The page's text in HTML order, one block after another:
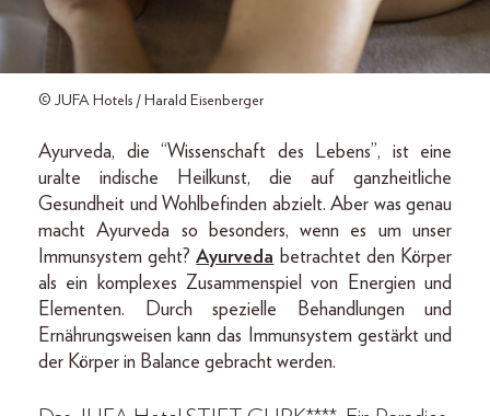
© JUFA Hotels / Harald Eisenberger
Ayurveda, die “Wissenschaft des Lebens”, ist eine
uralte indische Heilkunst, die auf ganzheitliche
Gesundheit und Wohlbefinden abzielt. Aber was genau
macht Ayurveda so besonders, wenn es um unser
Immunsystem geht?Ayurveda betrachtet den Körper
als ein komplexes Zusammenspiel von Energien und
Elementen. Durch spezielle Behandlungen und
Ernährungsweisen kann das Immunsystem gestärkt und
der Körper in Balance gebracht werden.